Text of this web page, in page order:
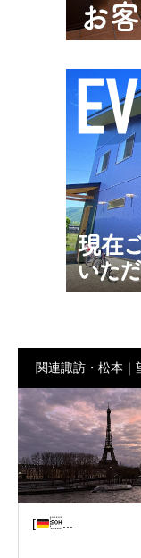
関連諏訪・松本｜
[ ...